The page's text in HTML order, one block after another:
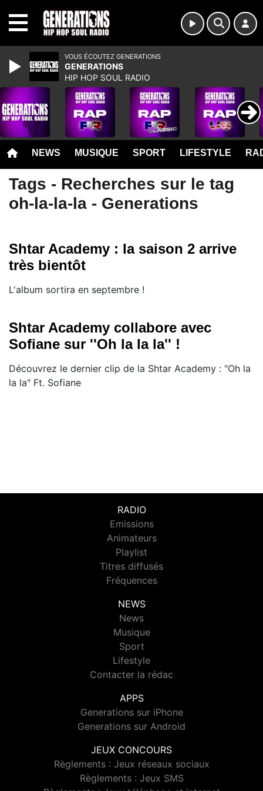
NEWS MUSIQUE SPORT LIFESTYLE
Tags - Recherches sur le tag
oh-la-la-la - Generations
Shtar Academy : la saison 2 arrive
très bientôt
L'album sortira en septembre !
Shtar Academy collabore avec
Sofiane sur ''Oh la la la'' !
Découvrez le dernier clip de la Shtar Academy : "Oh la
la la" Ft. Sofiane
RADIO
Emissions
Animateurs
Playlist
Titres diffusés
Fréquences
NEWS
News
Musique
Sport
Lifestyle
Contacter la rédac
APPS
Generations sur iPhone
Generations sur Android
JEUX CONCOURS
Règlements : Jeux réseaux sociaux
Règlements : Jeux SMS
VOUS ÉCOUTEZ GENERATIONS
GENERATIONS
HIP HOP SOUL RADIO